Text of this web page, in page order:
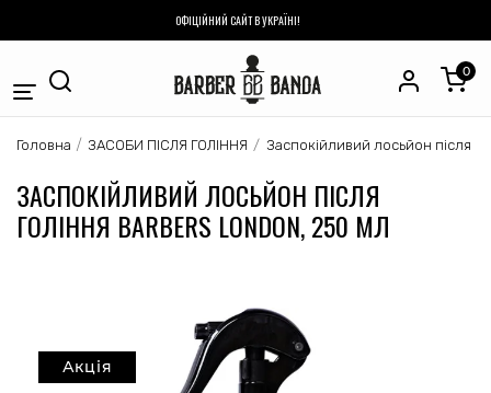
ОФІЦІЙНИЙ САЙТ В УКРАЇНІ!
0
Головна ЗАСОБИ ПІСЛЯ ГОЛІННЯ Заспокійливий лосьйон після
ЗАСПОКІЙЛИВИЙ ЛОСЬЙОН ПІСЛЯ
ГОЛІННЯ BARBERS LONDON, 250 МЛ
Акція